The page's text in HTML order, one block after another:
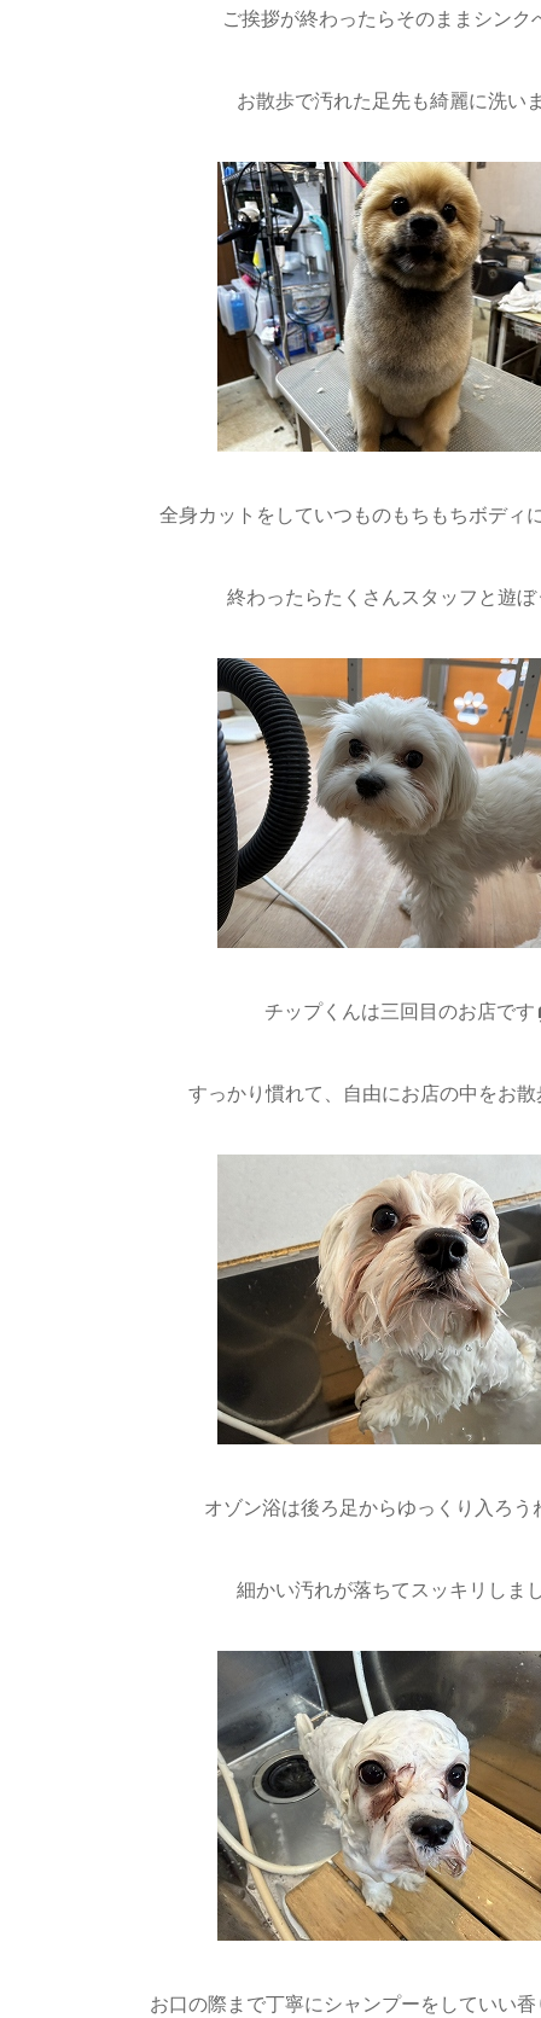
ご挨拶が終わったらそのままシンク
お散歩で汚れた足先も綺麗に洗い
全身カットをしていつものもちもちボディ
終わったらたくさんスタッフと遊
チップくんは三回目のお店で
すっかり慣れて、自由にお店の中をお
オゾン浴は後ろ足からゆっくり入ろ
細かい汚れが落ちてスッキリしま
お口の際まで丁寧にシャンプーをしていい